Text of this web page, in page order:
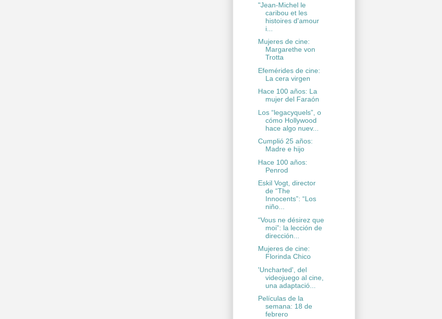
"Jean-Michel le
caribou et les
histoires d'amour
i...
Mujeres de cine:
Margarethe von
Trotta
Efemérides de cine:
La cera virgen
Hace 100 años: La
mujer del Faraón
Los “legacyquels”, o
cómo Hollywood
hace algo nuev...
Cumplió 25 años:
Madre e hijo
Hace 100 años:
Penrod
Eskil Vogt, director
de “The
Innocents”: “Los
niño...
“Vous ne désirez que
moi”: la lección de
dirección...
Mujeres de cine:
Florinda Chico
'Uncharted', del
videojuego al cine,
una adaptació...
Películas de la
semana: 18 de
febrero